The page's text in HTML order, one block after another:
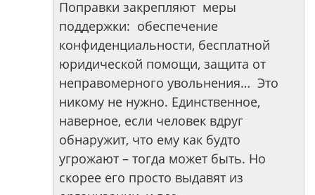
Поправки закрепляют меры
поддержки: обеспечение
конфиденциальности, бесплатной
юридической помощи, защита от
неправомерного увольнения… Это
никому не нужно. Единственное,
наверное, если человек вдруг
обнаружит, что ему как будто
угрожают – тогда может быть. Но
скорее его просто выдавят из